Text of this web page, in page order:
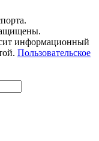
информационный
Пользовательское